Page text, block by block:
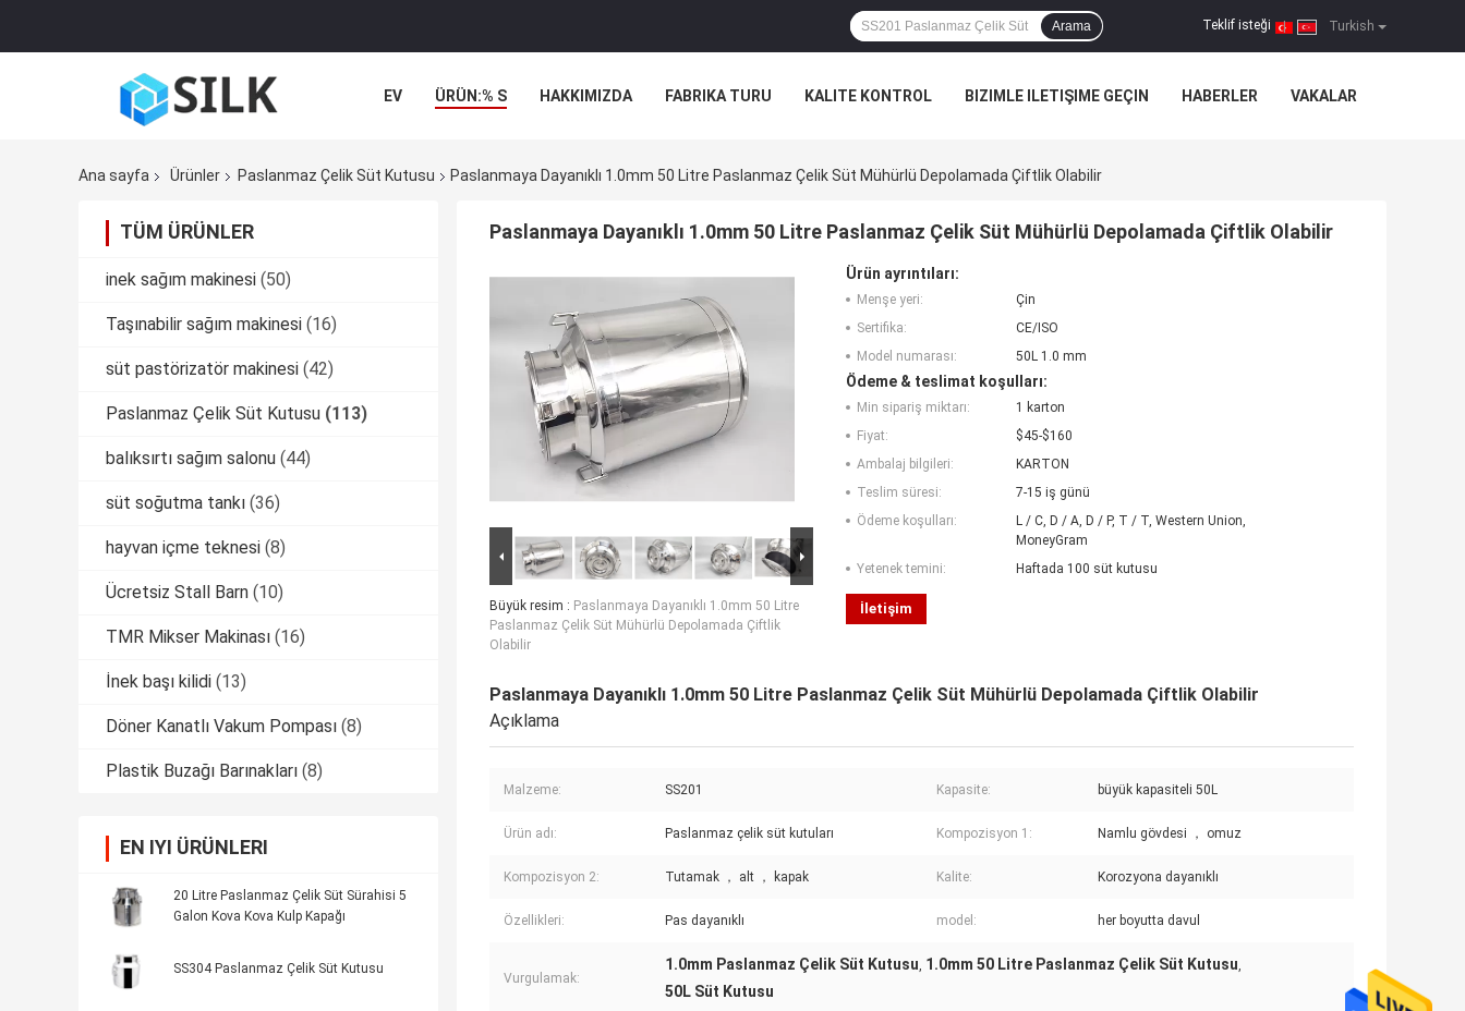
Turkish
Teklif isteği |
Arama
EV ÜRÜN:% S HAKKIMIZDA FABRIKA TURU KALITE KONTROL BIZIMLE ILETIŞIME GEÇIN HABERLER VAKALAR
Ana sayfa Ürünler Paslanmaz Çelik Süt Kutusu Paslanmaya Dayanıklı 1.0mm 50 Litre Paslanmaz Çelik Süt Mühürlü Depolamada Çiftlik Olabilir
TÜM ÜRÜNLER
inek sağım makinesi (50)
Taşınabilir sağım makinesi (16)
süt pastörizatör makinesi (42)
Paslanmaz Çelik Süt Kutusu (113)
balıksırtı sağım salonu (44)
süt soğutma tankı (36)
hayvan içme teknesi (8)
Ücretsiz Stall Barn (10)
TMR Mikser Makinası (16)
İnek başı kilidi (13)
Döner Kanatlı Vakum Pompası (8)
Plastik Buzağı Barınakları (8)
EN IYI ÜRÜNLERI
20 Litre Paslanmaz Çelik Süt Sürahisi 5
Galon Kova Kova Kulp Kapağı
SS304 Paslanmaz Çelik Süt Kutusu
Paslanmaya Dayanıklı 1.0mm 50 Litre Paslanmaz Çelik Süt Mühürlü Depolamada Çiftlik Olabilir
Büyük resim : Paslanmaya Dayanıklı 1.0mm 50 Litre
Paslanmaz Çelik Süt Mühürlü Depolamada Çiftlik
Olabilir
Ürün ayrıntıları:
Menşe yeri:
Çin
Sertifika:
CE/ISO
Model numarası:
50L 1.0 mm
Ödeme & teslimat koşulları:
Min sipariş miktarı:
1 karton
Fiyat:
$45-$160
Ambalaj bilgileri:
KARTON
Teslim süresi:
7-15 iş günü
Ödeme koşulları:
L / C, D / A, D / P, T / T, Western Union,
MoneyGram
Yetenek temini:
Haftada 100 süt kutusu
İletişim
Paslanmaya Dayanıklı 1.0mm 50 Litre Paslanmaz Çelik Süt Mühürlü Depolamada Çiftlik Olabilir
Açıklama
Malzeme: SS201 Kapasite: büyük kapasiteli 50L
Ürün adı: Paslanmaz çelik süt kutuları Kompozisyon 1: Namlu gövdesi ， omuz
Kompozisyon 2: Tutamak ， alt ， kapak Kalite: Korozyona dayanıklı
Özellikleri: Pas dayanıklı model: her boyutta davul
Vurgulamak:
1.0mm Paslanmaz Çelik Süt Kutusu, 1.0mm 50 Litre Paslanmaz Çelik Süt Kutusu,
50L Süt Kutusu